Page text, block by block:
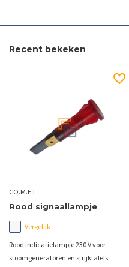
Recent bekeken
CO.M.E.L
Rood signaallampje
Vergelijk
Rood indicatielampje 230 V voor
stoomgeneratoren en strijktafels.